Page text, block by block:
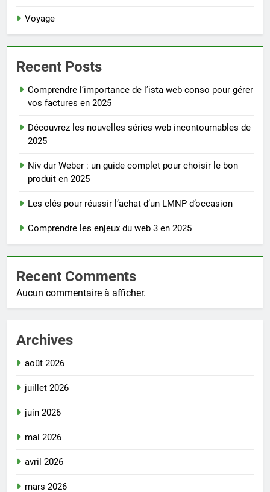
Voyage
Recent Posts
Comprendre l’importance de l’ista web conso pour gérer
vos factures en 2025
Découvrez les nouvelles séries web incontournables de
2025
Niv dur Weber : un guide complet pour choisir le bon
produit en 2025
Les clés pour réussir l’achat d’un LMNP d’occasion
Comprendre les enjeux du web 3 en 2025
Recent Comments
Aucun commentaire à afficher.
Archives
août 2026
juillet 2026
juin 2026
mai 2026
avril 2026
mars 2026